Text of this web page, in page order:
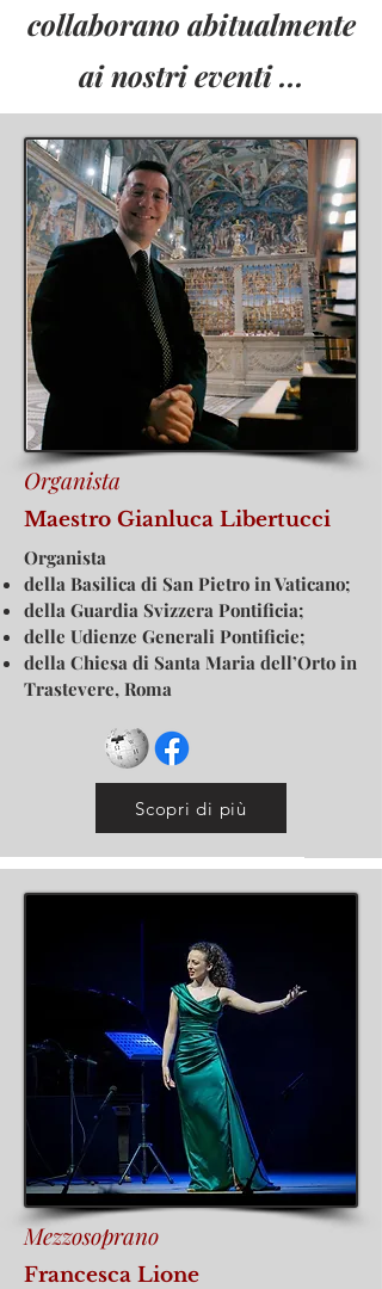
collaborano abitualmente
ai nostri eventi ...
Organista
Maestro Gianluca Libertucci
Organista
della Basilica di San Pietro in Vaticano;
della Guardia Svizzera Pontificia;
delle Udienze Generali Pontificie;
della Chiesa di Santa Maria dell’Orto in
Trastevere, Roma
Scopri di più
Mezzosoprano
Francesca Lione